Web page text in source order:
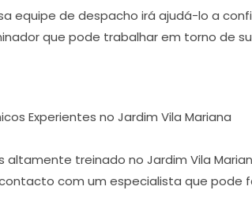
equipe de despacho irá ajudá-lo a
que pode trabalhar em torno de
Experientes no Jardim Vila Mariana
altamente treinado no Jardim Vila
com um especialista que pode